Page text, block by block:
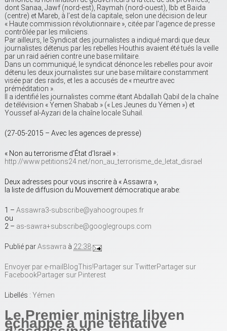
dont Sanaa, Jawf (nord-est), Raymah (nord-ouest), Ibb et Baïda
(centre) et Mareb, à l’est de la capitale, selon une décision de leur
« Haute commission révolutionnaire », citée par l’agence de presse
contrôlée par les miliciens.
Par ailleurs, le Syndicat des journalistes a indiqué mardi que deux
journalistes détenus par les rebelles Houthis avaient été tués la veille
par un raid aérien contre une base militaire.
Dans un communiqué, le syndicat dénonce les rebelles pour avoir
détenu les deux journalistes sur une base militaire constamment
visée par des raids, et les a accusés de « meurtre avec
préméditation ».
Il a identifié les journalistes comme étant Abdallah Qabil de la chaîne
de télévision « Yemen Shabab » (« Les Jeunes du Yémen ») et
Youssef al-Ayzari de la chaîne locale Suhail.
(27-05-2015 – Avec les agences de presse)
« Non au terrorisme d’État d’Israël » :
http://www.petitions24.net/non_au_terrorisme_de_letat_disrael
Deux adresses pour vous inscrire à « Assawra »,
la liste de diffusion du Mouvement démocratique arabe:
1 – Assawra3-subscribe@yahoogroupes.fr
ou
2 – as-sawra+subscribe@googlegroups.com
Publié parAssawra à 22:38
Envoyer par e-mail BlogThis!Partager sur TwitterPartager sur
FacebookPartager sur Pinterest
Libellés : Yémen
Le Premier ministre libyen
échappe à une tentative